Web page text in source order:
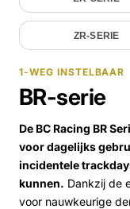
ZR-SERIE
1-WEG INSTELBAAR
BR-serie
De BC Racing BR
voor dagelijks
incidentele
kunnen. Dankzij de
voor nauwkeurige